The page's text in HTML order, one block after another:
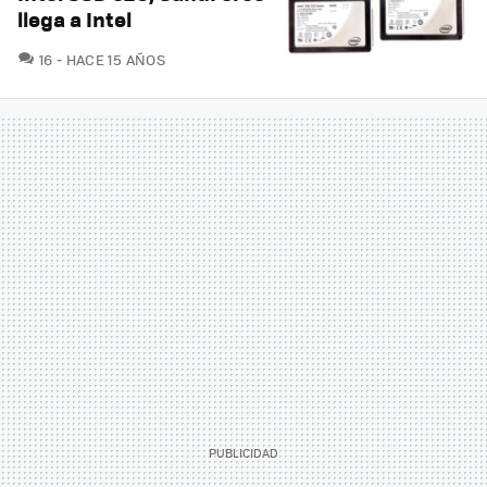
llega a Intel
16 COMENTARIOS
HACE 15 AÑOS